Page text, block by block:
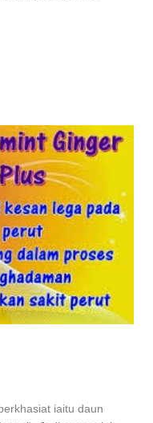
iaitu daun